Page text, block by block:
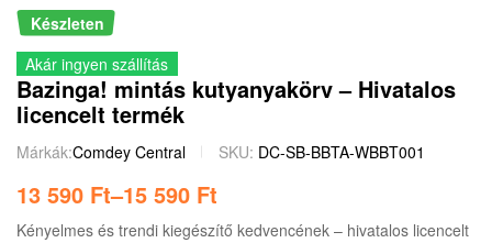
Készleten
Akár ingyen szállítás
Bazinga! mintás kutyanyakörv – Hivatalos
licencelt termék
Márkák:Comdey Central SKU: DC-SB-BBTA-WBBT001
13 590 Ft–15 590 Ft
Kényelmes és trendi kiegészítő kedvencének – hivatalos licencelt